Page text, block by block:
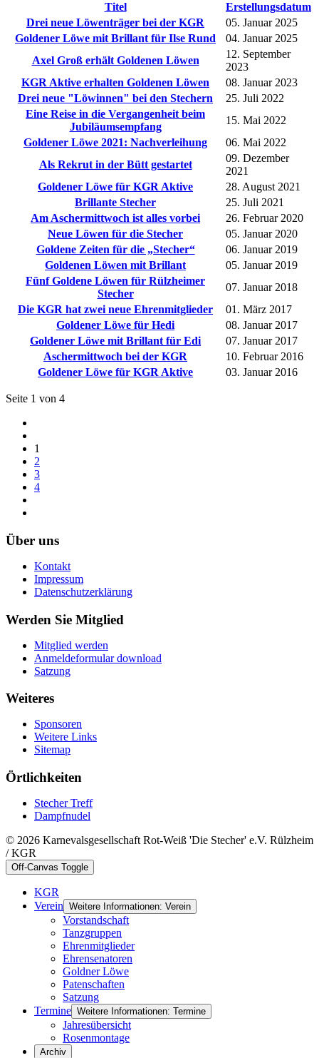
Titel
Erstellungsdatum
Drei neue Löwenträger bei der KGR
05. Januar 2025
Goldener Löwe mit Brillant für Ilse Rund
04. Januar 2025
Axel Groß erhält Goldenen Löwen
12. September
2023
KGR Aktive erhalten Goldenen Löwen
08. Januar 2023
Drei neue "Löwinnen" bei den Stechern
25. Juli 2022
Eine Reise in die Vergangenheit beim
Jubiläumsempfang
15. Mai 2022
Goldener Löwe 2021: Nachverleihung
06. Mai 2022
Als Rekrut in der Bütt gestartet
09. Dezember
2021
Goldener Löwe für KGR Aktive
28. August 2021
Brillante Stecher
25. Juli 2021
Am Aschermittwoch ist alles vorbei
26. Februar 2020
Neue Löwen für die Stecher
05. Januar 2020
Goldene Zeiten für die „Stecher“
06. Januar 2019
Goldenen Löwen mit Brillant
05. Januar 2019
Fünf Goldene Löwen für Rülzheimer
Stecher
07. Januar 2018
Die KGR hat zwei neue Ehrenmitglieder
01. März 2017
Goldener Löwe für Hedi
08. Januar 2017
Goldener Löwe mit Brillant für Edi
07. Januar 2017
Aschermittwoch bei der KGR
10. Februar 2016
Goldener Löwe für KGR Aktive
03. Januar 2016
Seite 1 von 4
1
2
3
4
Über uns
Kontakt
Impressum
Datenschutzerklärung
Werden Sie Mitglied
Mitglied werden
Anmeldeformular download
Satzung
Weiteres
Sponsoren
Weitere Links
Sitemap
Örtlichkeiten
Stecher Treff
Dampfnudel
© 2026 Karnevalsgesellschaft Rot-Weiß 'Die Stecher' e.V. Rülzheim
/ KGR
Off-Canvas Toggle
KGR
Verein Weitere Informationen: Verein
Vorstandschaft
Tanzgruppen
Ehrenmitglieder
Ehrensenatoren
Goldner Löwe
Patenschaften
Satzung
Termine Weitere Informationen: Termine
Jahresübersicht
Rosenmontage
Archiv